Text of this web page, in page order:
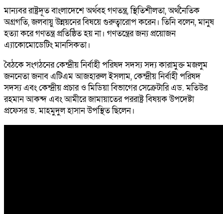
মান্যবর রাষ্ট্রদূত বাংলাদেশে অর্থবহ গণতন্ত্র, স্থিতিশীলতা, অর্থনৈতিক
অগ্রগতি, জলবায়ু উন্নয়নের বিষয়ে গুরুত্বারোপ করেন। তিনি বলেন, মানুষ
হত্যা করে গণতন্ত্র প্রতিষ্ঠিত হয় না। গণতন্ত্রের জন্য প্রয়োজন
এ্যাকোমোডেটিং মানসিকতা।
বৈঠকে সংগঠনের কেন্দ্রীয় নির্বাহী পরিষদ সদস্য সদ্য কারামুক্ত মজলুম
জননেতা জনাব এটিএম আজহারুল ইসলাম, কেন্দ্রীয় নির্বাহী পরিষদ
সদস্য এবং কেন্দ্রীয় প্রচার ও মিডিয়া বিভাগের সেক্রেটারি এড. মতিউর
রহমান আকন্দ এবং আমীরে জামায়াতের পররাষ্ট্র বিষয়ক উপদেষ্টা
প্রফেসর ড. মাহমুদুল হাসান উপস্থিত ছিলেন।